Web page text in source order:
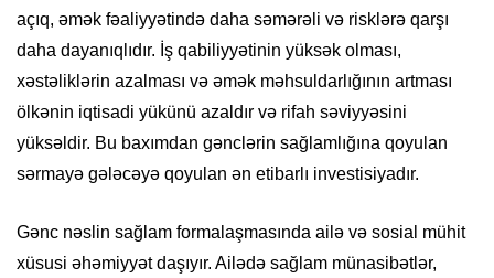
açıq, əmək fəaliyyətində daha səmərəli və risklərə qarşı
daha dayanıqlıdır. İş qabiliyyətinin yüksək olması,
xəstəliklərin azalması və əmək məhsuldarlığının artması
ölkənin iqtisadi yükünü azaldır və rifah səviyyəsini
yüksəldir. Bu baxımdan gənclərin sağlamlığına qoyulan
sərmayə gələcəyə qoyulan ən etibarlı investisiyadır.
Gənc nəslin sağlam formalaşmasında ailə və sosial mühit
xüsusi əhəmiyyət daşıyır. Ailədə sağlam münasibətlər,